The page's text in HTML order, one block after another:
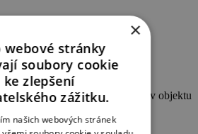
Internet v objektu
×
webové stránky
soubory cookie
ke zlepšení
zážitku.
našich webových stránek